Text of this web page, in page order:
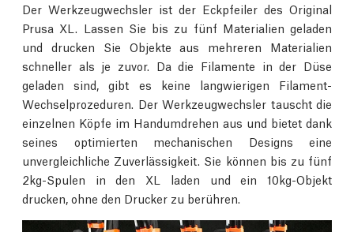
Der Werkzeugwechsler ist der Eckpfeiler des Original
Prusa XL. Lassen Sie bis zu fünf Materialien geladen
und drucken Sie Objekte aus mehreren Materialien
schneller als je zuvor. Da die Filamente in der Düse
geladen sind, gibt es keine langwierigen Filament-
Wechselprozeduren. Der Werkzeugwechsler tauscht die
einzelnen Köpfe im Handumdrehen aus und bietet dank
seines optimierten mechanischen Designs eine
unvergleichliche Zuverlässigkeit. Sie können bis zu fünf
2kg-Spulen in den XL laden und ein 10kg-Objekt
drucken, ohne den Drucker zu berühren.